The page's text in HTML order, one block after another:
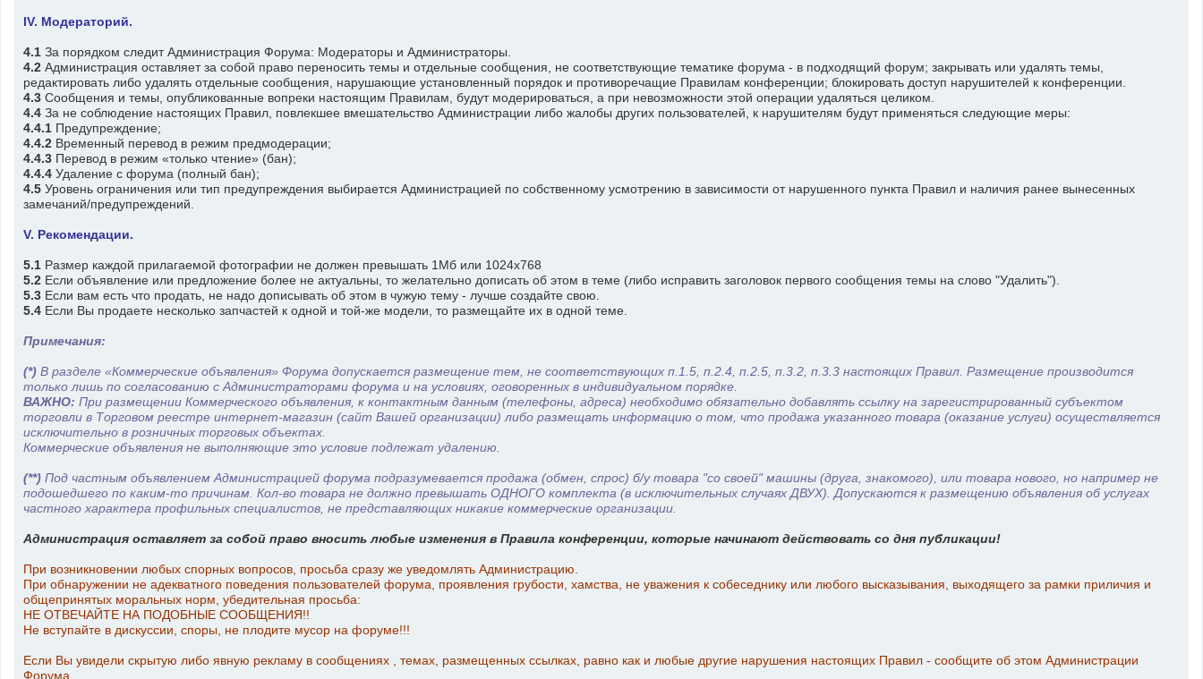
IV. Модераторий.
4.1 За порядком следит Администрация Форума: Модераторы и Администраторы.
4.2 Администрация оставляет за собой право переносить темы и отдельные сообщения, не соответствующие тематике форума - в подходящий форум; закрывать или удалять темы,
редактировать либо удалять отдельные сообщения, нарушающие установленный порядок и противоречащие Правилам конференции; блокировать доступ нарушителей к конференции.
4.3 Сообщения и темы, опубликованные вопреки настоящим Правилам, будут модерироваться, а при невозможности этой операции удаляться целиком.
4.4 За не соблюдение настоящих Правил, повлекшее вмешательство Администрации либо жалобы других пользователей, к нарушителям будут применяться следующие меры:
4.4.1 Предупреждение;
4.4.2 Временный перевод в режим предмодерации;
4.4.3 Перевод в режим «только чтение» (бан);
4.4.4 Удаление с форума (полный бан);
4.5 Уровень ограничения или тип предупреждения выбирается Администрацией по собственному усмотрению в зависимости от нарушенного пункта Правил и наличия ранее вынесенных
замечаний/предупреждений.
V. Рекомендации.
5.1 Размер каждой прилагаемой фотографии не должен превышать 1Мб или 1024х768
5.2 Если объявление или предложение более не актуальны, то желательно дописать об этом в теме (либо исправить заголовок первого сообщения темы на слово "Удалить").
5.3 Если вам есть что продать, не надо дописывать об этом в чужую тему - лучше создайте свою.
5.4 Если Вы продаете несколько запчастей к одной и той-же модели, то размещайте их в одной теме.
Примечания:
(*) В разделе «Коммерческие объявления» Форума допускается размещение тем, не соответствующих п.1.5, п.2.4, п.2.5, п.3.2, п.3.3 настоящих Правил. Размещение производится
только лишь по согласованию с Администраторами форума и на условиях, оговоренных в индивидуальном порядке.
ВАЖНО: При размещении Коммерческого объявления, к контактным данным (телефоны, адреса) необходимо обязательно добавлять ссылку на зарегистрированный субъектом
торговли в Торговом реестре интернет-магазин (сайт Вашей организации) либо размещать информацию о том, что продажа указанного товара (оказание услуги) осуществляется
исключительно в розничных торговых объектах.
Коммерческие объявления не выполняющие это условие подлежат удалению.
(**) Под частным объявлением Администрацией форума подразумевается продажа (обмен, спрос) б/у товара "со своей" машины (друга, знакомого), или товара нового, но например не
подошедшего по каким-то причинам. Кол-во товара не должно превышать ОДНОГО комплекта (в исключительных случаях ДВУХ). Допускаются к размещению объявления об услугах
частного характера профильных специалистов, не представляющих никакие коммерческие организации.
Администрация оставляет за собой право вносить любые изменения в Правила конференции, которые начинают действовать со дня публикации!
При возникновении любых спорных вопросов, просьба сразу же уведомлять Администрацию.
При обнаружении не адекватного поведения пользователей форума, проявления грубости, хамства, не уважения к собеседнику или любого высказывания, выходящего за рамки приличия и
общепринятых моральных норм, убедительная просьба:
НЕ ОТВЕЧАЙТЕ НА ПОДОБНЫЕ СООБЩЕНИЯ!!
Не вступайте в дискуссии, споры, не плодите мусор на форуме!!!
Если Вы увидели скрытую либо явную рекламу в сообщениях , темах, размещенных ссылках, равно как и любые другие нарушения настоящих Правил - сообщите об этом Администрации
Форума.